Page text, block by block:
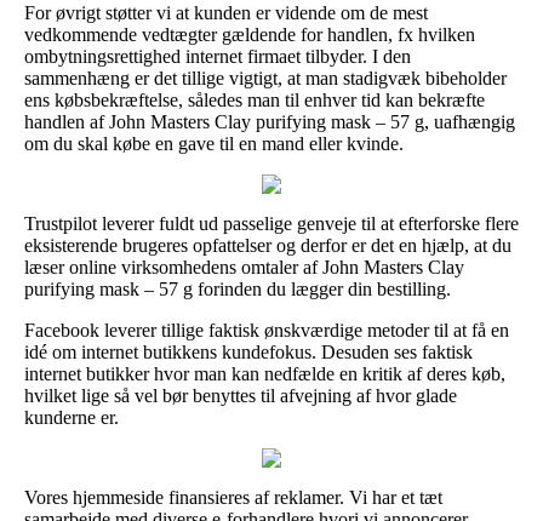
For øvrigt støtter vi at kunden er vidende om de mest
vedkommende vedtægter gældende for handlen, fx hvilken
ombytningsrettighed internet firmaet tilbyder. I den
sammenhæng er det tillige vigtigt, at man stadigvæk bibeholder
ens købsbekræftelse, således man til enhver tid kan bekræfte
handlen af John Masters Clay purifying mask – 57 g, uafhængig
om du skal købe en gave til en mand eller kvinde.
Trustpilot leverer fuldt ud passelige genveje til at efterforske flere
eksisterende brugeres opfattelser og derfor er det en hjælp, at du
læser online virksomhedens omtaler af John Masters Clay
purifying mask – 57 g forinden du lægger din bestilling.
Facebook leverer tillige faktisk ønskværdige metoder til at få en
idé om internet butikkens kundefokus. Desuden ses faktisk
internet butikker hvor man kan nedfælde en kritik af deres køb,
hvilket lige så vel bør benyttes til afvejning af hvor glade
kunderne er.
Vores hjemmeside finansieres af reklamer. Vi har et tæt